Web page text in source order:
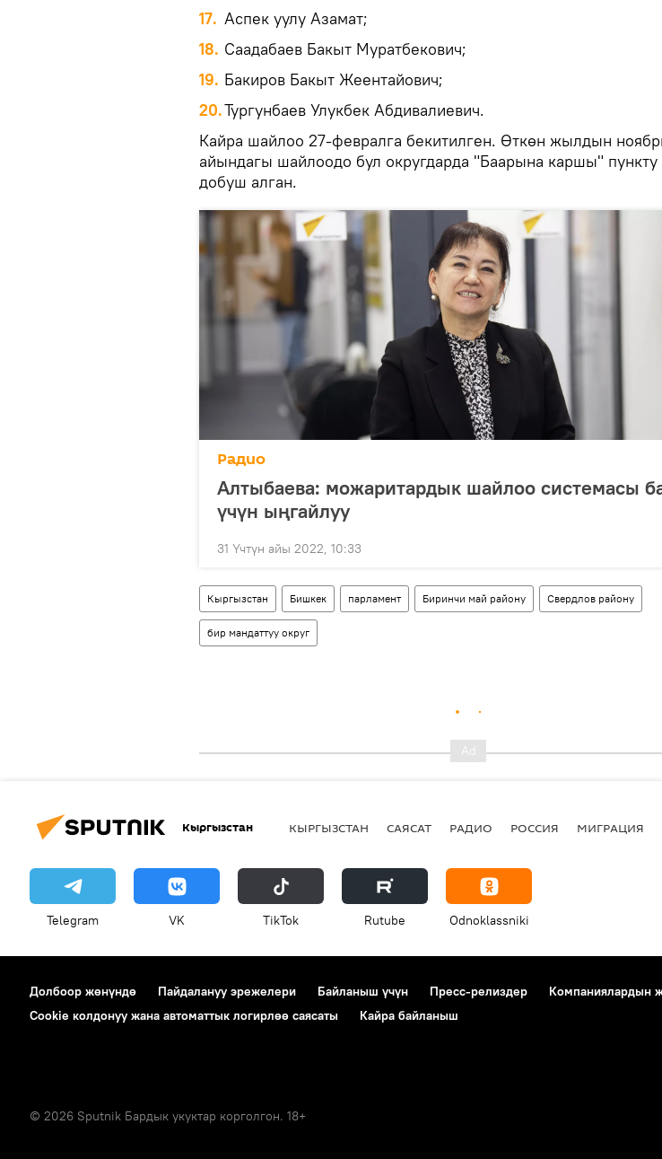
17. Аспек уулу Азамат;
18. Саадабаев Бакыт Муратбекович;
19. Бакиров Бакыт Жеентайович;
20.Тургунбаев Улукбек Абдивалиевич.
Кайра шайлоо 27-февралга бекитилген. Өткөн жылдын
айындагы шайлоодо бул округдарда "Баарына каршы" пункту
добуш алган.
Радио
Алтыбаева: можаритардык шайлоо системасы
үчүн ыңгайлуу
31 Үчтүн айы 2022, 10:33
Кыргызстан Бишкек парламент Биринчи май району Свердлов району
бир мандаттуу округ
Кыргызстан КЫРГЫЗСТАН САЯСАТ РАДИО РОССИЯ МИГРАЦИЯ
Telegram VK ТikТоk Rutube Odnoklassniki
Долбоор жөнүндө Пайдалануу эрежелери Байланыш үчүн Пресс-релиздер Компаниялардын
Cookie колдонуу жана автоматтык логирлөө саясаты
Кайра байланыш
© 2026 Sputnik Бардык укуктар корголгон. 18+